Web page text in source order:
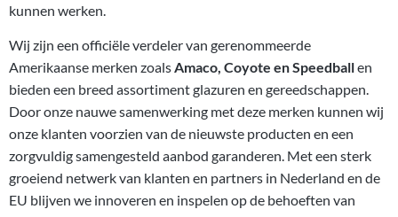
kunnen werken.
Wij zijn een officiële verdeler van gerenommeerde
Amerikaanse merken zoalsAmaco, Coyote en Speedballen
bieden een breed assortiment glazuren en gereedschappen.
Door onze nauwe samenwerking met deze merken kunnen wij
onze klanten voorzien van de nieuwste producten en een
zorgvuldig samengesteld aanbod garanderen. Met een sterk
groeiend netwerk van klanten en partners in Nederland en de
EU blijven we innoveren en inspelen op de behoeften van